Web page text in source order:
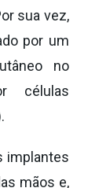
sua vez,
por um
no
células
implantes
mãos e,